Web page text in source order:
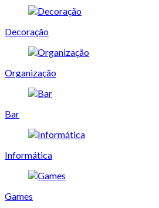
Decoração
Organização
Bar
Informática
Games